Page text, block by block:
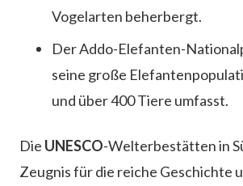
Vogelarten beherbergt.
Der Addo-Elefanten-
seine große
und über 400 Tiere umfasst.
Die UNESCO-Welterbestätten in
Zeugnis für die reiche Geschichte